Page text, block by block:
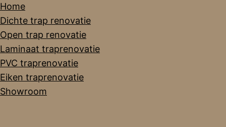
Home
Dichte trap renovatie
Open trap renovatie
Laminaat traprenovatie
PVC traprenovatie
Eiken traprenovatie
Showroom